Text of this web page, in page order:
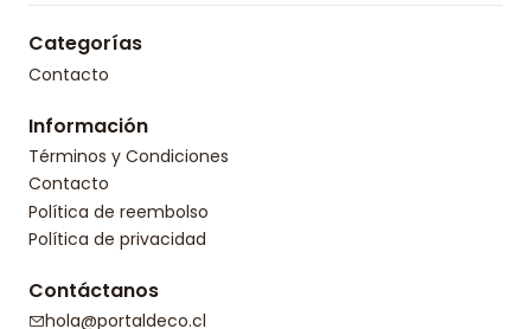
Categorías
Contacto
Información
Términos y Condiciones
Contacto
Política de reembolso
Política de privacidad
Contáctanos
hola@portaldeco.cl